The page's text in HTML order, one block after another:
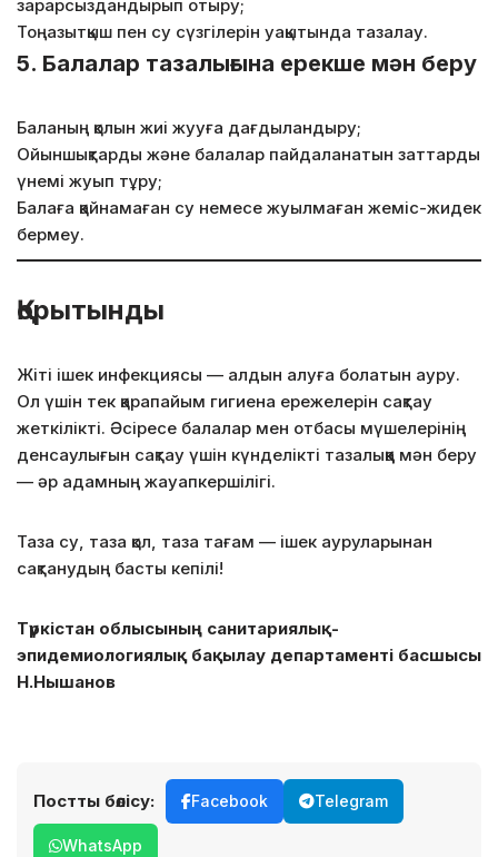
зарарсыздандырып отыру;
Тоңазытқыш пен су сүзгілерін уақытында тазалау.
5. Балалар тазалығына ерекше мән беру
Баланың қолын жиі жууға дағдыландыру;
Ойыншықтарды және балалар пайдаланатын заттарды
үнемі жуып тұру;
Балаға қайнамаған су немесе жуылмаған жеміс-жидек
бермеу.
Қорытынды
Жіті ішек инфекциясы — алдын алуға болатын ауру.
Ол үшін тек қарапайым гигиена ережелерін сақтау
жеткілікті. Әсіресе балалар мен отбасы мүшелерінің
денсаулығын сақтау үшін күнделікті тазалыққа мән беру
— әр адамның жауапкершілігі.
Таза су, таза қол, таза тағам — ішек ауруларынан
сақтанудың басты кепілі!
Түркістан облысының санитариялық-
эпидемиологиялық бақылау департаменті басшысы
Н.Нышанов
Постты бөлісу: Facebook Telegram
WhatsApp